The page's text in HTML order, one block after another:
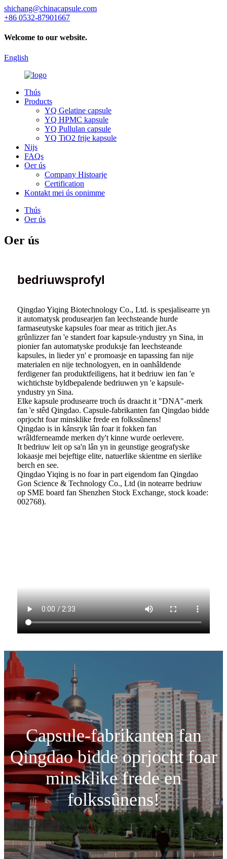
shichang@chinacapsule.com
+86 0532-87901667
Welcome to our website.
English
Thús
Products
YQ Gelatine capsule
YQ HPMC kapsule
YQ Pullulan capsule
YQ TiO2 frije kapsule
Nijs
FAQs
Oer ús
Company Histoarje
Certification
Kontakt mei ús opnimme
Thús
Oer ús
Oer ús
bedriuwsprofyl
Qingdao Yiqing Biotechnology Co., Ltd. is spesjalisearre yn
it automatysk produsearjen fan leechsteande hurde
farmaseutyske kapsules foar mear as tritich jier.As
grûnlizzer fan 'e standert foar kapsule-yndustry yn Sina, in
pionier fan automatyske produksje fan leechsteande
kapsules, in lieder yn' e promoasje en tapassing fan nije
materialen en nije technologyen, en in oanhâldende
ferdigener fan produktfeiligens, hat it bedriuw ien fan 'e
wichtichste byldbepalende bedriuwen yn 'e kapsule-
yndustry yn Sina.
Elke kapsule produsearre troch ús draacht it "DNA"-merk
fan 'e stêd Qingdao. Capsule-fabrikanten fan Qingdao bidde
oprjocht foar minsklike frede en folkssûnens!
Qingdao is in kânsryk lân foar it fokken fan
wrâldferneamde merken dy't kinne wurde oerlevere.
It bedriuw leit op sa'n lân yn in geunstige geografyske
lokaasje mei bejeftige elite, natuerlike skientme en sierlike
berch en see.
Qingdao Yiqing is no foar in part eigendom fan Qingdao
Gon Science & Technology Co., Ltd (in notearre bedriuw
op SME board fan Shenzhen Stock Exchange, stock koade:
002768).
Capsule-fabrikanten fan
Qingdao bidde oprjocht foar
minsklike frede en
folkssûnens!